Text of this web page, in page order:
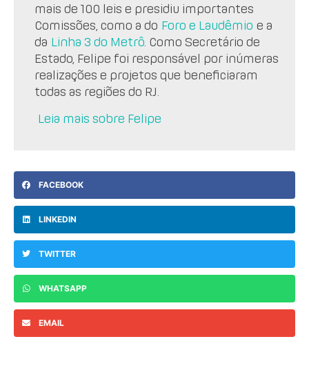
mais de 100 leis e presidiu importantes
Comissões, como a do Foro e Laudêmio e a
da Linha 3 do Metrô . Como Secretário de
Estado, Felipe foi responsável por inúmeras
realizações e projetos que beneficiaram
todas as regiões do RJ.
Leia mais sobre Felipe
FACEBOOK
LINKEDIN
TWITTER
WHATSAPP
EMAIL